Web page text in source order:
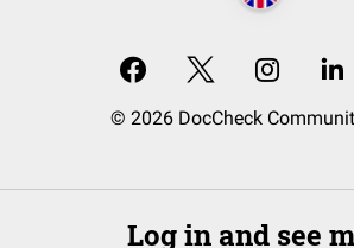
© 2026 DocCheck
Log in and see